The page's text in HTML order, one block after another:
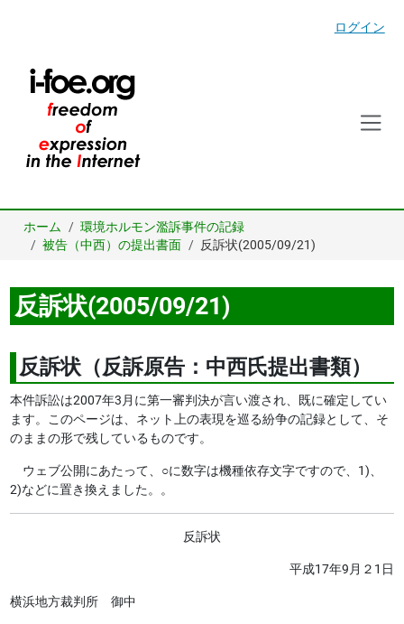
ログイン
ホーム
環境ホルモン濫訴事件の記録
被告（中西）の提出書面
反訴状(2005/09/21)
反訴状(2005/09/21)
反訴状（反訴原告：中西氏提出書類）
本件訴訟は2007年3月に第一審判決が言い渡され、既に確定してい
ます。このページは、ネット上の表現を巡る紛争の記録として、そ
のままの形で残しているものです。
ウェブ公開にあたって、○に数字は機種依存文字ですので、1)、
2)などに置き換えました。。
反訴状
平成17年9月２1日
横浜地方裁判所 御中